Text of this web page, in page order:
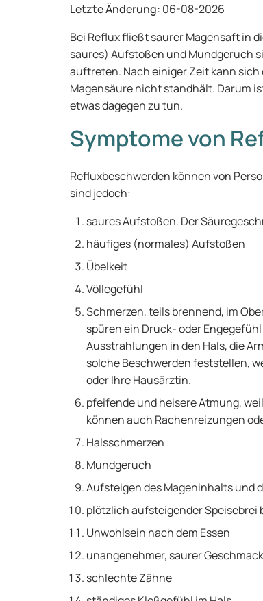
Letzte Änderung: 06-08-2026
Bei Reflux fließt saurer Magensaft in
saures) Aufstoßen und Mundgeruch
auftreten. Nach einiger Zeit kann sich
Magensäure nicht standhält. Darum
etwas dagegen zu tun.
Symptome von
Refluxbeschwerden können von
sind jedoch:
saures Aufstoßen. Der
häufiges (normales) Aufstoßen
Übelkeit
Völlegefühl
Schmerzen, teils brennend, im
spüren ein Druck- oder
Ausstrahlungen in den Hals, die
solche Beschwerden feststellen,
oder Ihre Hausärztin.
pfeifende und heisere Atmung,
können auch Rachenreizungen
Halsschmerzen
Mundgeruch
Aufsteigen des Mageninhalts und
plötzlich aufsteigender Speisebrei
Unwohlsein nach dem Essen
unangenehmer, saurer
schlechte Zähne